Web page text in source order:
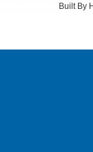
Built By